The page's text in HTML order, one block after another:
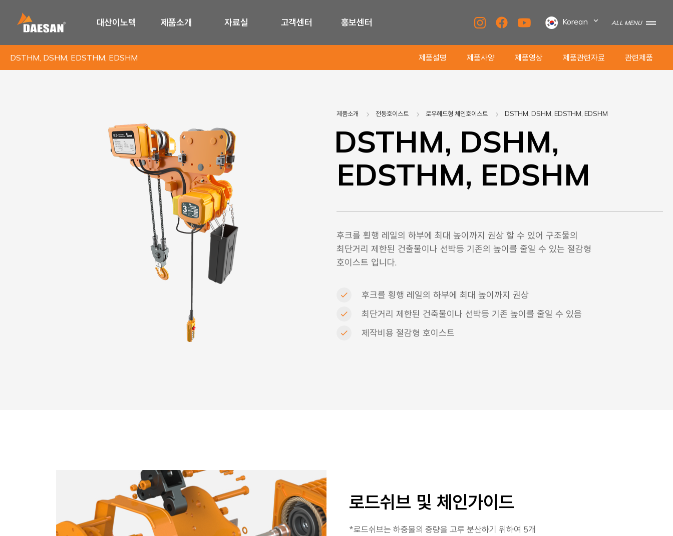
Korean ALL MENU
대산이노텍 제품소개 자료실 고객센터 홍보센터
DSTHM, DSHM, EDSTHM, EDSHM 제품설명 제품사양 제품영상 제품관련자료 관련제품
제품소개 전동호이스트 로우헤드형 체인호이스트 DSTHM, DSHM, EDSTHM, EDSHM
DSTHM, DSHM,
EDSTHM, EDSHM
후크를 횡행 레일의 하부에 최대 높이까지 권상 할 수 있어 구조물의
최단거리 제한된 건출물이나 선박등 기존의 높이를 줄일 수 있는 절감형
호이스트 입니다.
후크를 횡행 레일의 하부에 최대 높이까지 권상
최단거리 제한된 건축물이나 선박등 기존 높이를 줄일 수 있음
제작비용 절감형 호이스트
로드쉬브 및 체인가이드
*로드쉬브는 하중물의 중량을 고루 분산하기 위하여 5개